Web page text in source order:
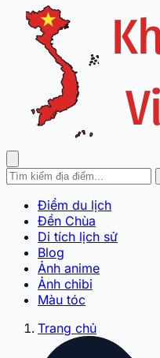
Điểm du lịch
Đền Chùa
Di tích lịch sử
Blog
Ảnh anime
Ảnh chibi
Màu tóc
Trang chủ